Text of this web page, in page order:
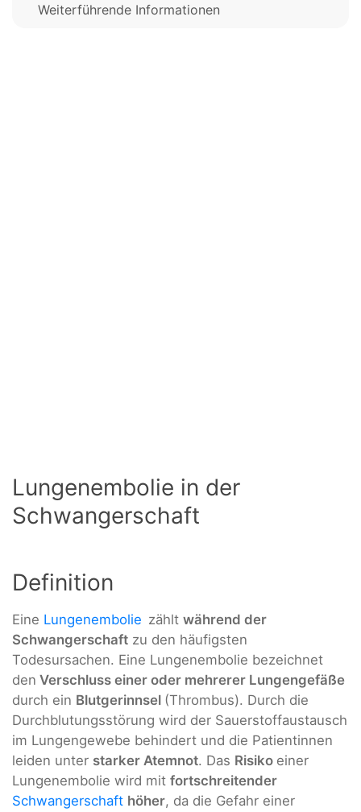
Weiterführende Informationen
Lungenembolie in der
Schwangerschaft
Definition
Eine Lungenembolie zählt während der
Schwangerschaft zu den häufigsten
Todesursachen. Eine Lungenembolie bezeichnet
den Verschluss einer oder mehrerer Lungengefäße
durch ein Blutgerinnsel (Thrombus). Durch die
Durchblutungsstörung wird der Sauerstoffaustausch
im Lungengewebe behindert und die Patientinnen
leiden unter starker Atemnot. Das Risiko einer
Lungenembolie wird mit fortschreitender
Schwangerschaft höher, da die Gefahr einer